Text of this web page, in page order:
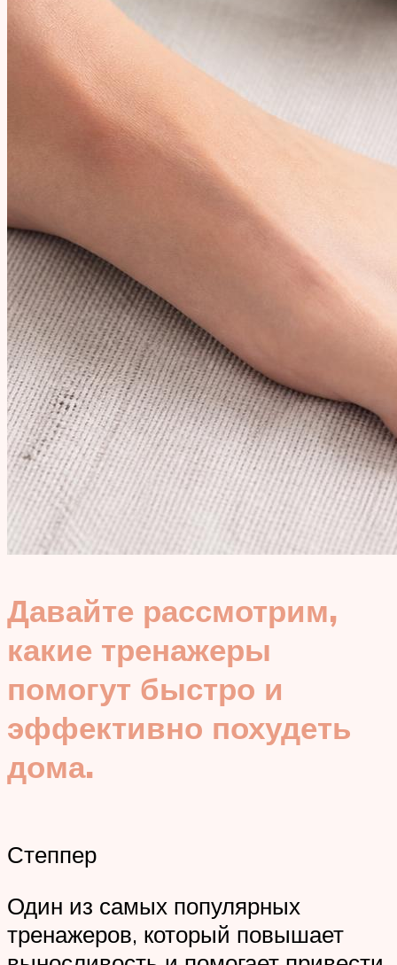
Давайте рассмотрим,
какие тренажеры
помогут быстро и
эффективно похудеть
дома.
Степпер
Один из самых популярных
тренажеров, который повышает